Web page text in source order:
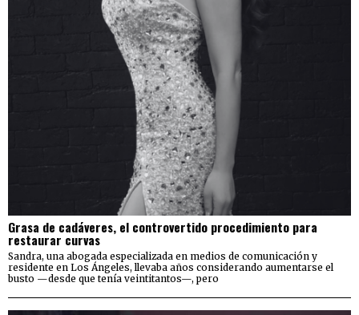
Grasa de cadáveres, el controvertido procedimiento para
restaurar curvas
Sandra, una abogada especializada en medios de comunicación y
residente en Los Ángeles, llevaba años considerando aumentarse el
busto —desde que tenía veintitantos—, pero